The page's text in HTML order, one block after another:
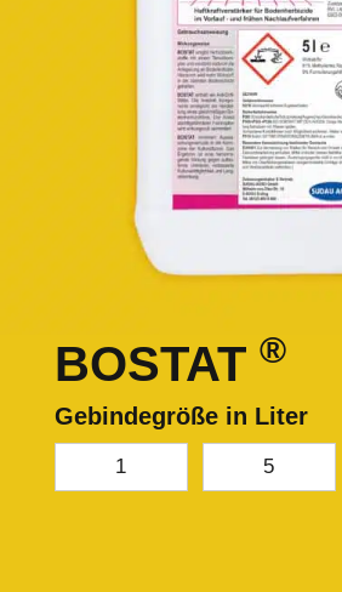
BOSTAT ®
Gebindegröße in Liter
1 5